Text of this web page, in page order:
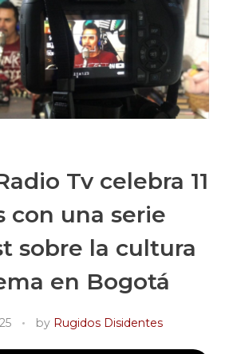
Tv celebra 11
con una serie
sobre la cultura
en Bogotá
by Rugidos Disidentes